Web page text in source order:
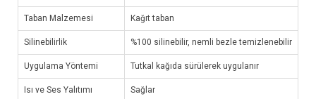
Taban Malzemesi Kağıt taban
Silinebilirlik %100 silinebilir, nemli bezle temizlenebilir
Uygulama Yöntemi Tutkal kağıda sürülerek uygulanır
Isı ve Ses Yalıtımı Sağlar